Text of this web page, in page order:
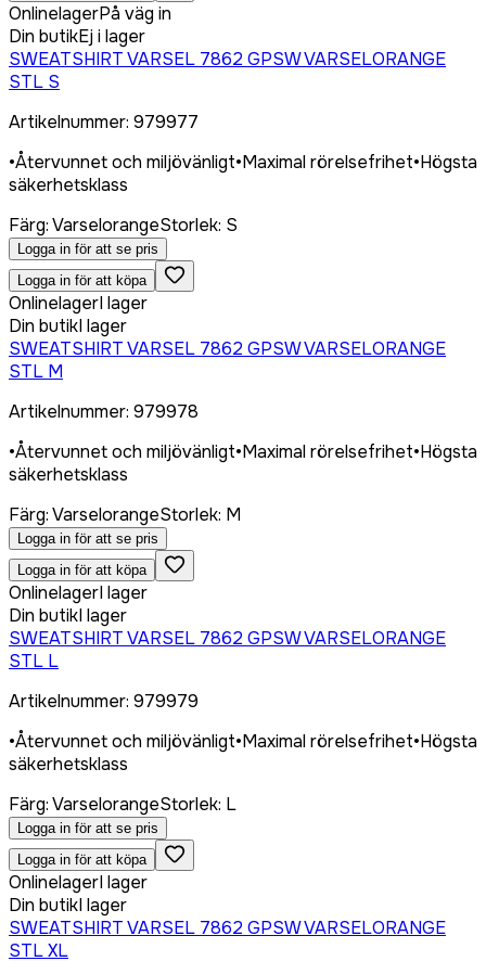
OnlinelagerPå väg in
Din butikEj i lager
SWEATSHIRT VARSEL 7862 GPSW VARSELORANGE
STL S
Artikelnummer: 979977
•Återvunnet och miljövänligt•Maximal rörelsefrihet•Högsta
säkerhetsklass
Färg:VarselorangeStorlek: S
Logga in för att se pris
Logga in för att köpa
OnlinelagerI lager
Din butikI lager
SWEATSHIRT VARSEL 7862 GPSW VARSELORANGE
STL M
Artikelnummer: 979978
•Återvunnet och miljövänligt•Maximal rörelsefrihet•Högsta
säkerhetsklass
Färg:VarselorangeStorlek: M
Logga in för att se pris
Logga in för att köpa
OnlinelagerI lager
Din butikI lager
SWEATSHIRT VARSEL 7862 GPSW VARSELORANGE
STL L
Artikelnummer: 979979
•Återvunnet och miljövänligt•Maximal rörelsefrihet•Högsta
säkerhetsklass
Färg:VarselorangeStorlek: L
Logga in för att se pris
Logga in för att köpa
OnlinelagerI lager
Din butikI lager
SWEATSHIRT VARSEL 7862 GPSW VARSELORANGE
STL XL